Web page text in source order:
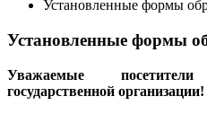
Установленные формы
Установленные формы
Уважаемые
государственной организации!